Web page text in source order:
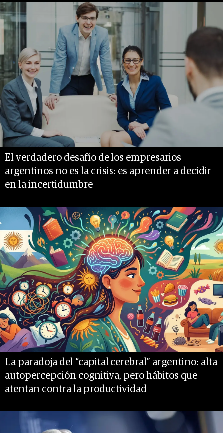
El verdadero desafío de los empresarios
argentinos no es la crisis: es aprender a decidir
en la incertidumbre
La paradoja del “capital cerebral” argentino: alta
autopercepción cognitiva, pero hábitos que
atentan contra la productividad